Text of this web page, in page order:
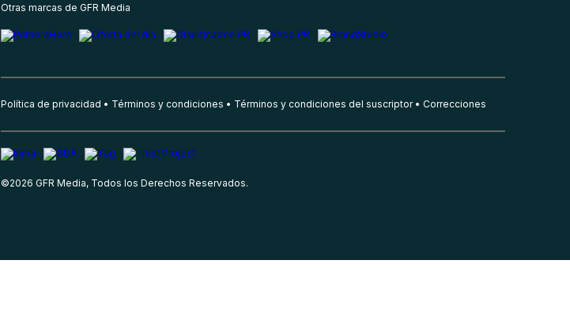
Otras marcas de GFR Media
Política de privacidad Términos y condiciones Términos y condiciones del suscriptor Correcciones
©2026 GFR Media, Todos los Derechos Reservados.